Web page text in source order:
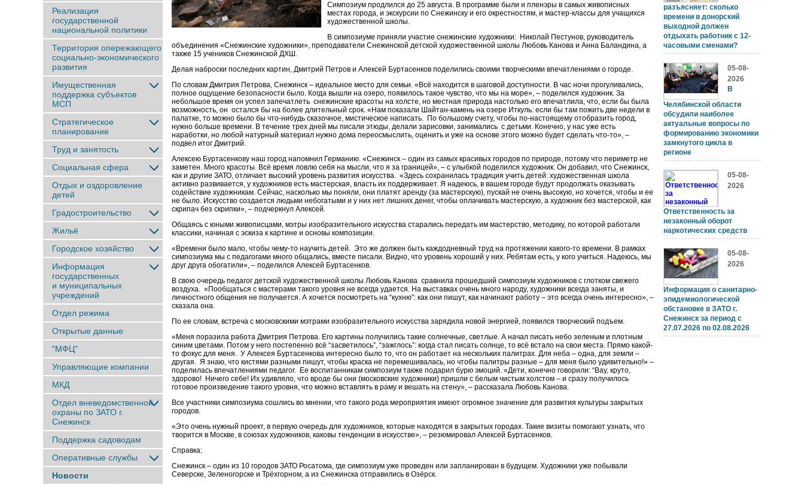
Реализация
государственной
национальной политики
Территория опережающего
социально-экономического
развития
Имущественная
поддержка субъектов
МСП
Стратегическое
планирование
Труд и занятость
Социальная сфера
Отдых и оздоровление
детей
Градостроительство
Жильё
Городское хозяйство
Информация
государственных
и муниципальных
учреждений
Отдел режима
Открытые данные
"МФЦ"
Управляющие компании
МКД
Отдел вневедомственной
охраны по ЗАТО г.
Снежинск
Поддержка садоводам
Оперативные службы
Новости
Симпозиум продлился до 25 августа. В программе были и пленэры в самых живописных
местах города, и экскурсии по Снежинску и его окрестностям, и мастер-классы для учащихся
художественной школы.
В симпозиуме приняли участие снежинские художники: Николай Пестунов, руководитель
объединения «Снежинские художники», преподаватели Снежинской детской художественной школы Любовь Канова и Анна Баландина, а
также 15 учеников Снежинской ДХШ.
Делая наброски последних картин, Дмитрий Петров и Алексей Буртасенков поделились своими творческими впечатлениями о городе.
По словам Дмитрия Петрова, Снежинск – идеальное место для семьи. «Всё находится в шаговой доступности. В час ночи прогуливались,
полное ощущение безопасности было. Когда вышли на озеро, появилось такое чувство, что мы на море», – поделился художник. За
небольшое время он успел запечатлеть снежинские красоты на холсте, но местная природа настолько его впечатлила, что, если бы была
возможность, он остался бы на более длительный срок. «Нам показали Шайтан-камень на озере Иткуль: если бы там пожить две недели в
палатке, то можно было бы что-нибудь сказочное, мистическое написать. По большому счету, чтобы по-настоящему отобразить город,
нужно больше времени. В течение трех дней мы писали этюды, делали зарисовки, занимались с детьми. Конечно, у нас уже есть
наработки, но любой натурный материал нужно дома переосмыслить, оценить и уже на основе этого можно будет сделать что-то», –
подвел итог Дмитрий.
Алексею Буртасенкову наш город напомнил Германию. «Снежинск – один из самых красивых городов по природе, потому что периметр не
заметен. Много красоты. Всё время ловлю себя на мысли, что я за границей», – с улыбкой поделился художник. Он добавил, что Снежинск,
как и другие ЗАТО, отличает высокий уровень развития искусства. «Здесь сохранилась традиция учить детей: художественная школа
активно развивается, у художников есть мастерская, власть их поддерживает. Я надеюсь, в вашем городе будут продолжать оказывать
содействие художникам. Сейчас, насколько мы поняли, они платят аренду (за мастерскую), пускай не очень высокую, но хочется, чтобы и ее
не было. Искусство создается людьми небогатыми и у них нет лишних денег, чтобы оплачивать мастерскую, а художник без мастерской, как
скрипач без скрипки», – подчеркнул Алексей.
Общаясь с юными живописцами, мэтры изобразительного искусства старались передать им мастерство, методику, по которой работали
классики, начиная с эскиза к картине и основы композиции.
«Времени было мало, чтобы чему-то научить детей. Это же должен быть каждодневный труд на протяжении какого-то времени. В рамках
симпозиума мы с педагогами много общались, вместе писали. Видно, что уровень хороший у них. Ребятам есть, у кого учиться. Надеюсь, мы
друг друга обогатили», – поделился Алексей Буртасенков.
В свою очередь педагог детской художественной школы Любовь Канова сравнила прошедший симпозиум художников с глотком свежего
воздуха. «Пообщаться с мастерами такого уровня не всегда удается. На выставках очень много народу, художники всегда заняты, и
личностного общения не получается. А хочется посмотреть на “кухню”: как они пишут, как начинают работу – это всегда очень интересно», –
сказала она.
По ее словам, встреча с московскими мэтрами изобразительного искусства зарядила новой энергией, появился творческий подъем.
«Меня поразила работа Дмитрия Петрова. Его картины получились такие солнечные, светлые. А начал писать небо зеленым и плотным
синим цветами. Потом у него постепенно всё “засветилось”, “зажглось”: когда стал писать солнце, то всё встало на свои места. Прямо какой-
то фокус для меня. У Алексея Буртасенкова интересно было то, что он работает на нескольких палитрах. Для неба – одна, для земли –
другая. Я знаю, что кистями разными пишут, чтобы краска не перемешивалась, но чтобы палитры разные – для меня было удивительно!» –
поделилась впечатлениями педагог. Ее воспитанникам симпозиум также подарил бурю эмоций. «Дети, конечно говорили: “Вау, круто,
здорово! Ничего себе! Их удивляло, что вроде бы они (московские художники) пришли с белым чистым холстом – и сразу получилось
готовое произведение такого уровня, что можно вставлять в раму и вешать на стену», – рассказала Любовь Канова.
Все участники симпозиума сошлись во мнении, что такого рода мероприятия имеют огромное значение для развития культуры закрытых
городов.
«Это очень нужный проект, в первую очередь для художников, которые находятся в закрытых городах. Такие визиты помогают узнать, что
творится в Москве, в союзах художников, каковы тенденции в искусстве», – резюмировал Алексей Буртасенков.
Справка:
Снежинск – один из 10 городов ЗАТО Росатома, где симпозиум уже проведен или запланирован в будущем. Художники уже побывали
Северске, Зеленогорске и Трёхгорном, а из Снежинска отправились в Озёрск.
разъясняет: сколько
времени в донорский
выходной должен
отдыхать работник с 12-
часовыми сменами?
05-08-
2026
В
Челябинской области
обсудили наиболее
актуальные вопросы по
формированию экономики
замкнутого цикла в
регионе
05-08-
2026
Ответственность за
незаконный оборот
наркотических средств
05-08-
2026
Информация о санитарно-
эпидемиологической
обстановке в ЗАТО г.
Снежинск за период с
27.07.2026 по 02.08.2026